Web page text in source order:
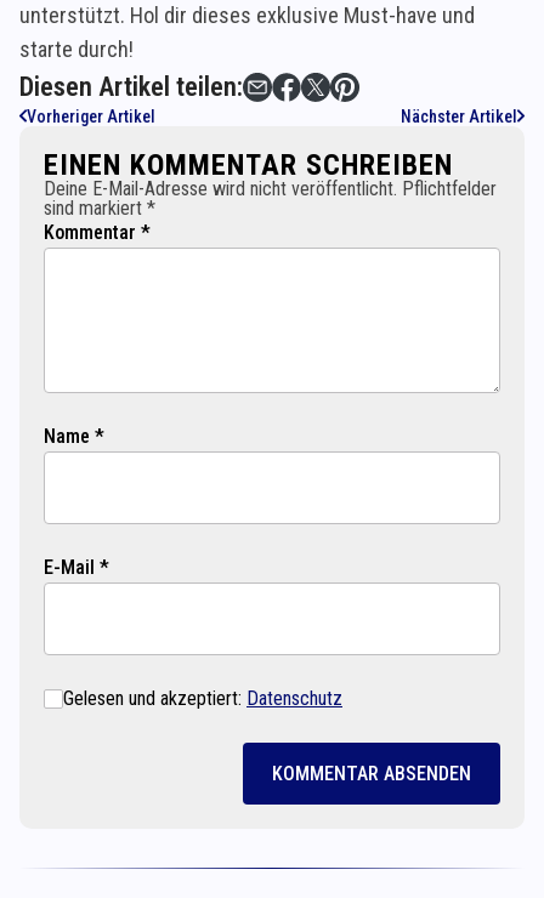
unterstützt. Hol dir dieses exklusive Must-have und
starte durch!
Diesen Artikel teilen:
Vorheriger Artikel Nächster Artikel
EINEN KOMMENTAR SCHREIBEN
Deine E-Mail-Adresse wird nicht veröffentlicht. Pflichtfelder
sind markiert *
Kommentar *
Name *
E-Mail *
Gelesen und akzeptiert: Datenschutz
KOMMENTAR ABSENDEN